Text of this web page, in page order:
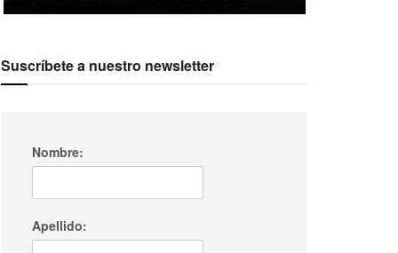
Suscríbete a nuestro newsletter
Nombre:
Apellido: